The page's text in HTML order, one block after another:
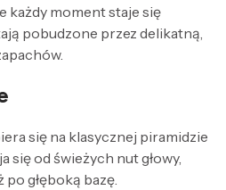
każdy moment staje się
pobudzone przez delikatną,
się na klasycznej piramidzie
się od świeżych nut głowy,
po głęboką bazę.